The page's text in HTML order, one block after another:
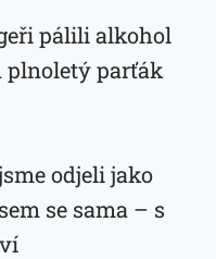
pálili alkohol
plnoletý parťák
odjeli jako
se sama – s